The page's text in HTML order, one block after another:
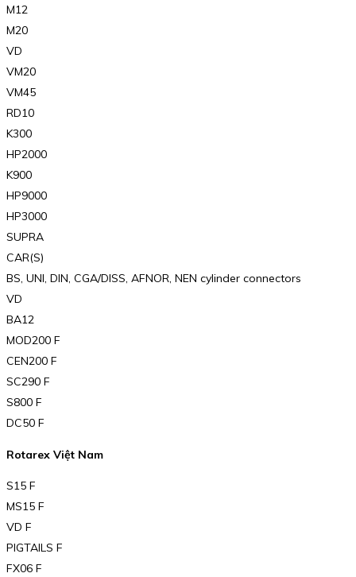
M12
M20
VD
VM20
VM45
RD10
K300
HP2000
K900
HP9000
HP3000
SUPRA
CAR(S)
BS, UNI, DIN, CGA/DISS, AFNOR, NEN cylinder connectors
VD
BA12
MOD200 F
CEN200 F
SC290 F
S800 F
DC50 F
Rotarex Việt Nam
S15 F
MS15 F
VD F
PIGTAILS F
FX06 F